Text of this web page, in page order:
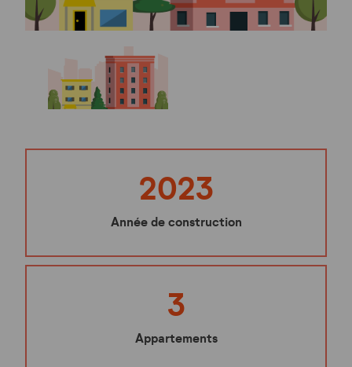
2023
Année de construction
3
Appartements